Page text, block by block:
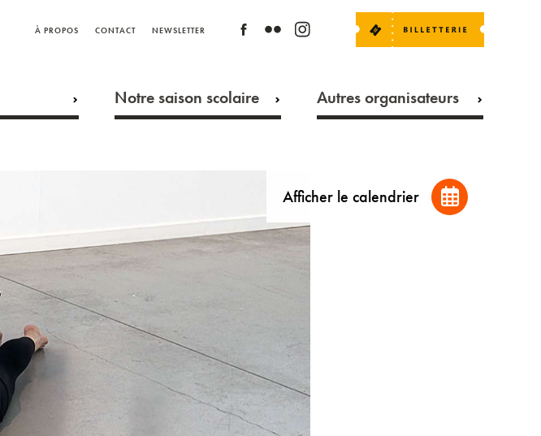
À PROPOS CONTACT NEWSLETTER
Notre saison scolaire Autres organisateurs
Afficher le calendrier